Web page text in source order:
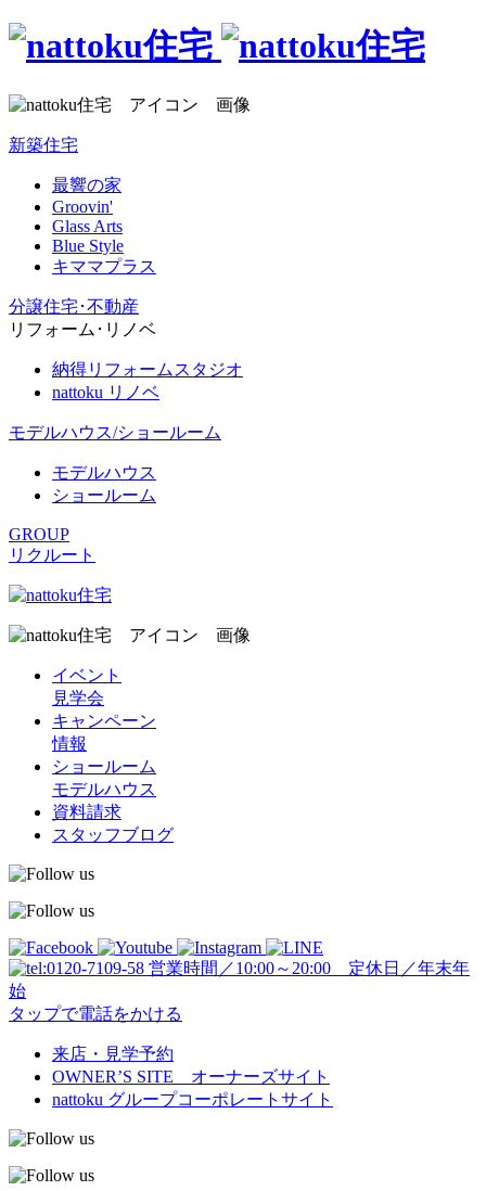
新築住宅
最響の家
Groovin'
Glass Arts
Blue Style
キママプラス
分譲住宅･不動産
リフォーム･リノベ
納得リフォームスタジオ
nattoku リノベ
モデルハウス/ショールーム
モデルハウス
ショールーム
GROUP
リクルート
イベント
見学会
キャンペーン
情報
ショールーム
モデルハウス
資料請求
スタッフブログ
営業時間／10:00～20:00 定休日／年末年
始
タップで電話をかける
来店・見学予約
OWNER’S SITE オーナーズサイト
nattoku グループコーポレートサイト